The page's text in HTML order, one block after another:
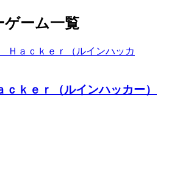
ゲーム一覧
ｋｅｒ（ルインハッカー）